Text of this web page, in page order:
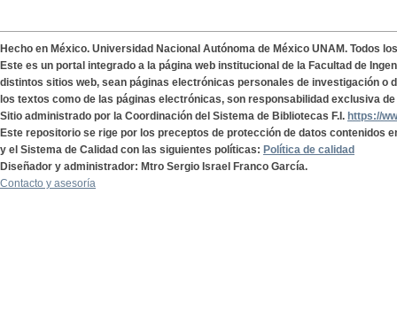
Hecho en México. Universidad Nacional Autónoma de México UNAM. Todos
Este es un portal integrado a la página web institucional de la Facultad de
distintos sitios web, sean páginas electrónicas personales de investigación o
los textos como de las páginas electrónicas, son responsabilidad exclusiva
Sitio administrado por la Coordinación del Sistema de Bibliotecas F.I. https://
Este repositorio se rige por los preceptos de protección de datos contenidos
y el Sistema de Calidad con las siguientes políticas: Política de calidad
Diseñador y administrador: Mtro Sergio Israel Franco García.
Contacto y asesoría